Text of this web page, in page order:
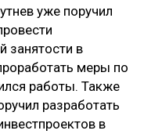
уже поручил
занятости в
меры по
работы. Также
разработать
в